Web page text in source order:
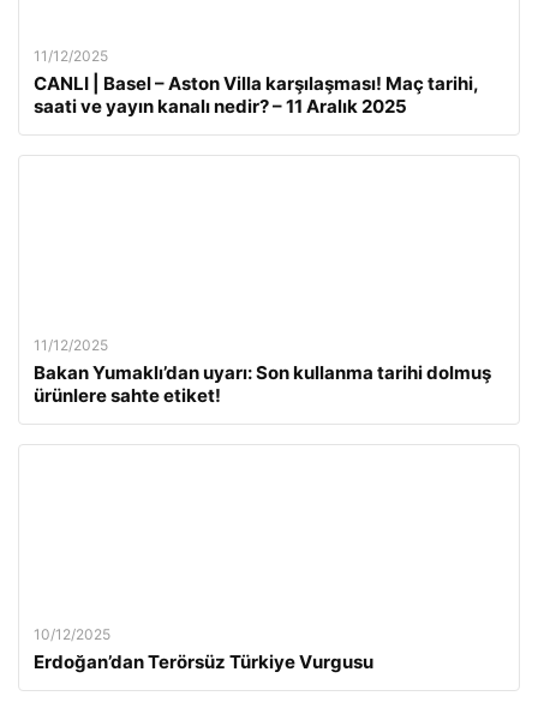
11/12/2025
CANLI | Basel – Aston Villa karşılaşması! Maç tarihi,
saati ve yayın kanalı nedir? – 11 Aralık 2025
11/12/2025
Bakan Yumaklı’dan uyarı: Son kullanma tarihi dolmuş
ürünlere sahte etiket!
10/12/2025
Erdoğan’dan Terörsüz Türkiye Vurgusu